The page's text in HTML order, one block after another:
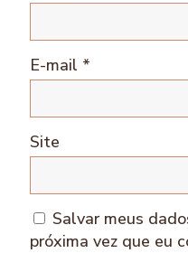
E-mail *
Site
Salvar meus
próxima vez que eu